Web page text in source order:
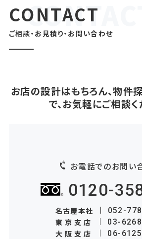
CONTACT
ご相談・お見積り・お問い合わせ
お店の設計はもちろん、物件
で、お気軽にご相談く
お電話でのお問い
0120-
名古屋本社 052-
東京支店 03-
大阪支店 06-